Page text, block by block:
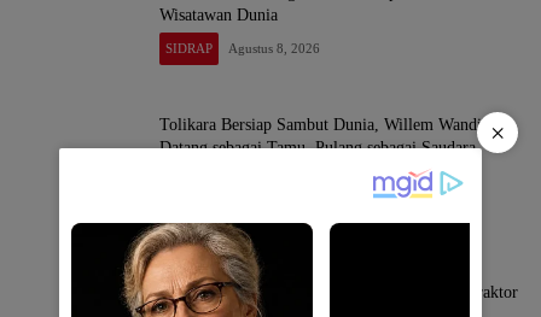
Wisatawan Dunia
SIDRAP Agustus 8, 2026
Tolikara Bersiap Sambut Dunia, Willem Wandik:
Datang sebagai Tamu, Pulang sebagai Saudara
Bupati Sidrap Pacu IP300 di Botto, 10 Hektare
Sawah Mulai Digarap dengan Rotavator dan Traktor
×